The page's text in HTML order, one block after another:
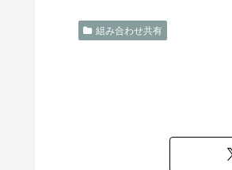
組み合わせ共有